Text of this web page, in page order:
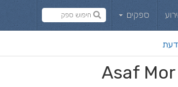
ספקים
דעת